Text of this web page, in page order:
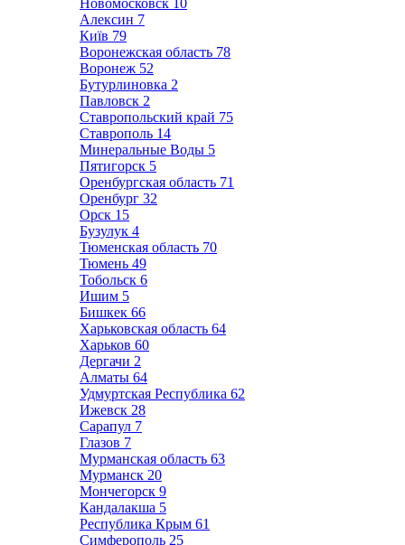
Новомосковск 10
Алексин 7
Київ 79
Воронежская область 78
Воронеж 52
Бутурлиновка 2
Павловск 2
Ставропольский край 75
Ставрополь 14
Минеральные Воды 5
Пятигорск 5
Оренбургская область 71
Оренбург 32
Орск 15
Бузулук 4
Тюменская область 70
Тюмень 49
Тобольск 6
Ишим 5
Бишкек 66
Харьковская область 64
Харьков 60
Дергачи 2
Алматы 64
Удмуртская Республика 62
Ижевск 28
Сарапул 7
Глазов 7
Мурманская область 63
Мурманск 20
Мончегорск 9
Кандалакша 5
Республика Крым 61
Симферополь 25